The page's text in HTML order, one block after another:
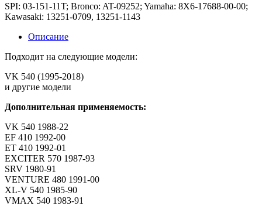
SPI: 03-151-11T; Bronco: AT-09252; Yamaha: 8X6-17688-00-00;
Kawasaki: 13251-0709, 13251-1143
Описание
Подходит на следующие модели:
VK 540 (1995-2018)
и другие модели
Дополнительная применяемость:
VK 540 1988-22
EF 410 1992-00
ET 410 1992-01
EXCITER 570 1987-93
SRV 1980-91
VENTURE 480 1991-00
XL-V 540 1985-90
VMAX 540 1983-91